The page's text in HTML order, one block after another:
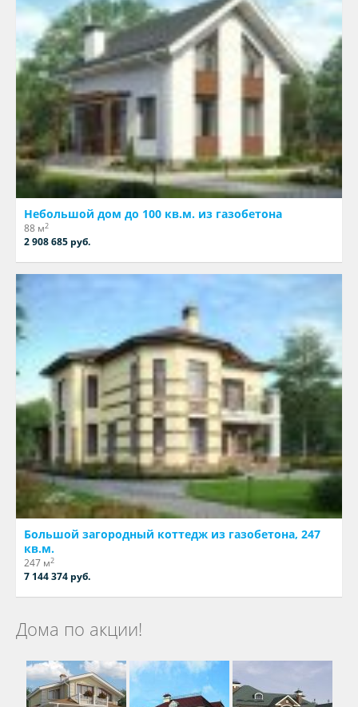
Небольшой дом до 100 кв.м. из газобетона
88 м2
2 908 685 руб.
Большой загородный коттедж из газобетона, 247
кв.м.
247 м2
7 144 374 руб.
Дома по акции!